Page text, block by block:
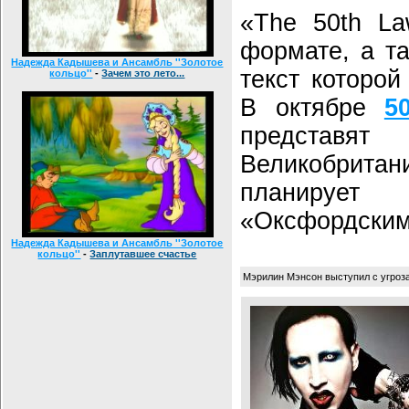
Надежда Кадышева и Ансамбль ''Золотое
кольцо'' -Зачем это лето...
Надежда Кадышева и Ансамбль ''Золотое
кольцо'' -Заплутавшее счастье
«The 50th
формате, а
текст
В октябре
Мэрилин Мэнсон выступил с